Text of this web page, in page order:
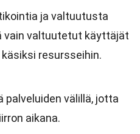
ja valtuutusta
vain valtuutetut käyttäjät
resursseihin.
palveluiden välillä, jotta
aikana.